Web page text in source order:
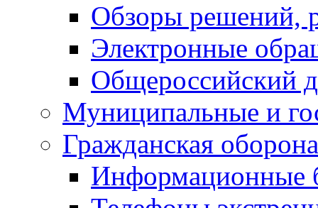
Обзоры решений,
Электронные
Общероссийский
Муниципальные и
Гражданская
Информационные